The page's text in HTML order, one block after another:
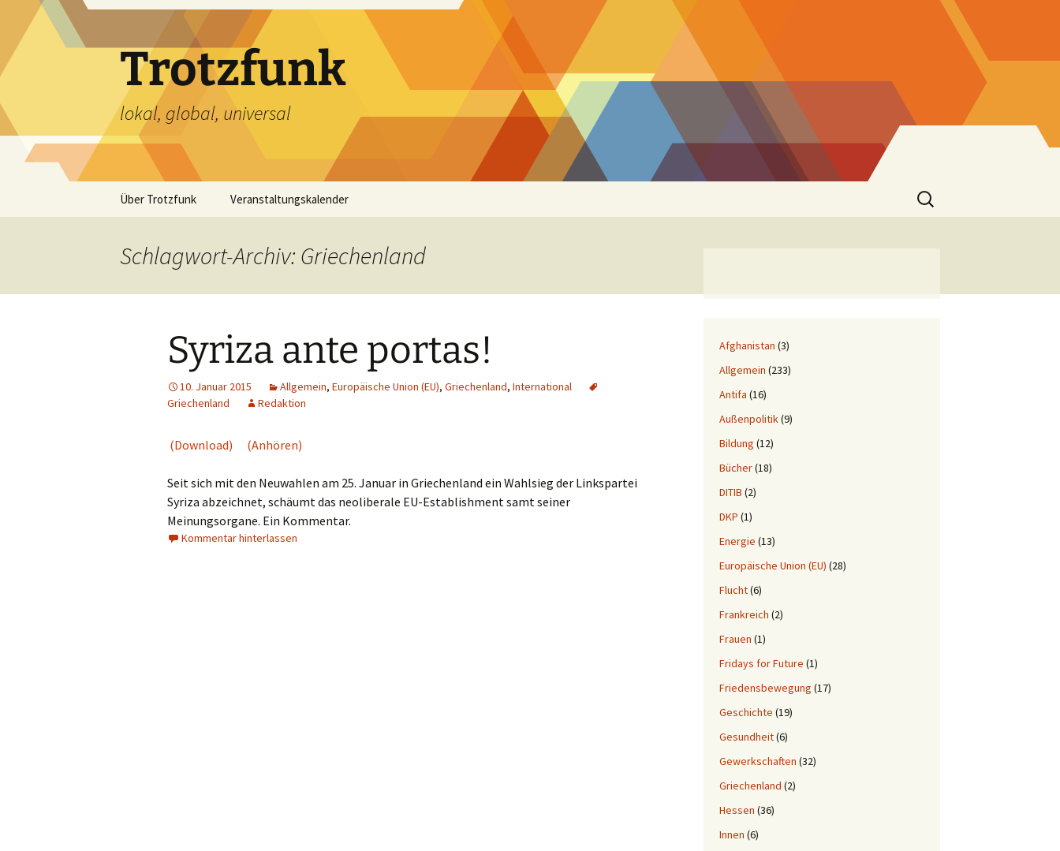
Inhalt
springen
Trotzfunk
lokal, global, universal
Über Trotzfunk Veranstaltungskalender
Suchen
nach:
Schlagwort-Archiv: Griechenland
Syriza ante portas!
10. Januar 2015 Allgemein, Europäische Union (EU), Griechenland, International
Griechenland
Redaktion
(Download) (Anhören)
Seit sich mit den Neuwahlen am 25. Januar in Griechenland ein Wahlsieg der Linkspartei
Syriza abzeichnet, schäumt das neoliberale EU-Establishment samt seiner
Meinungsorgane. Ein Kommentar.
Kommentar hinterlassen
Afghanistan (3)
Allgemein (233)
Antifa (16)
Außenpolitik(9)
Bildung (12)
Bücher(18)
DITIB (2)
DKP (1)
Energie (13)
Europäische Union (EU) (28)
Flucht(6)
Frankreich (2)
Frauen (1)
Fridays for Future (1)
Friedensbewegung (17)
Geschichte (19)
Gesundheit(6)
Gewerkschaften (32)
Griechenland (2)
Hessen (36)
Innen (6)